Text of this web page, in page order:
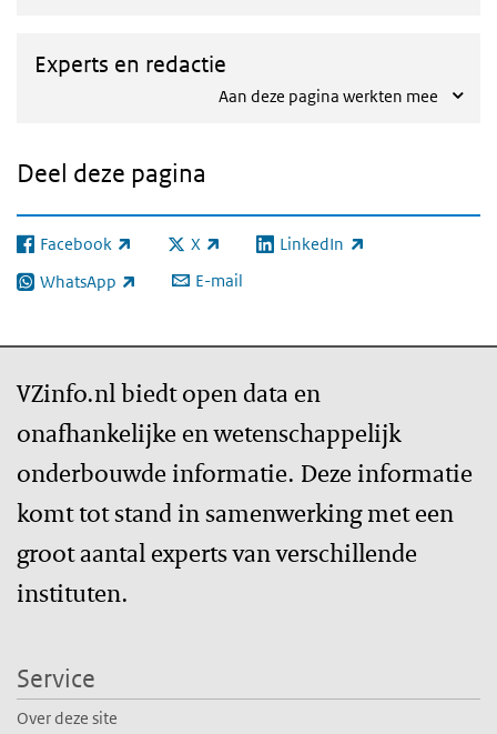
Experts en redactie
Aan deze pagina werkten mee
Deel deze pagina
Facebook
(externe link) X
(externe link) LinkedIn
(externe link)
WhatsApp
(externe link) E-mail
VZinfo.nl biedt open data en
onafhankelijke en wetenschappelijk
onderbouwde informatie. Deze informatie
komt tot stand in samenwerking met een
groot aantal experts van verschillende
instituten.
Service
Over deze site